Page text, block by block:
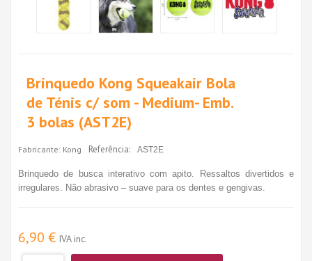
Brinquedo Kong Squeakair Bola
de Ténis c/ som - Medium- Emb.
3 bolas (AST2E)
Fabricante: Kong Referência: AST2E
Brinquedo de busca interativo com apito. Ressaltos divertidos e
irregulares. Não abrasivo – suave para os dentes e gengivas.
6,90 € IVA inc.